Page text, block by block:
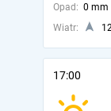
Opad: 0 mm
Wiatr:
17:00